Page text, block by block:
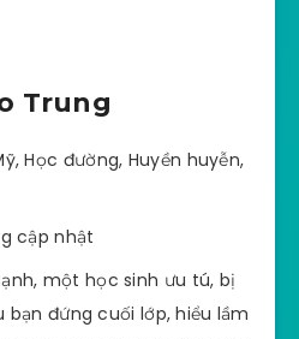
Trung
Học đường, Huyền huyễn,
cập nhật
một học sinh ưu tú, bị
bạn đứng cuối lớp, hiểu lầm